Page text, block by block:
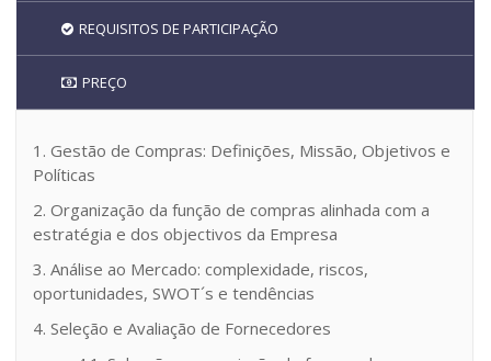
REQUISITOS DE PARTICIPAÇÃO
PREÇO
1. Gestão de Compras: Definições, Missão, Objetivos e
Políticas
2. Organização da função de compras alinhada com a
estratégia e dos objectivos da Empresa
3. Análise ao Mercado: complexidade, riscos,
oportunidades, SWOT´s e tendências
4. Seleção e Avaliação de Fornecedores